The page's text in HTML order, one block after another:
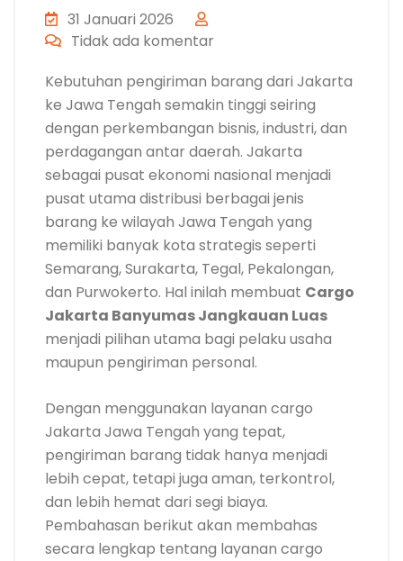
31 Januari 2026
Tidak ada komentar
Kebutuhan pengiriman barang dari Jakarta
ke Jawa Tengah semakin tinggi seiring
dengan perkembangan bisnis, industri, dan
perdagangan antar daerah. Jakarta
sebagai pusat ekonomi nasional menjadi
pusat utama distribusi berbagai jenis
barang ke wilayah Jawa Tengah yang
memiliki banyak kota strategis seperti
Semarang, Surakarta, Tegal, Pekalongan,
dan Purwokerto. Hal inilah membuat Cargo
Jakarta Banyumas Jangkauan Luas
menjadi pilihan utama bagi pelaku usaha
maupun pengiriman personal.
Dengan menggunakan layanan cargo
Jakarta Jawa Tengah yang tepat,
pengiriman barang tidak hanya menjadi
lebih cepat, tetapi juga aman, terkontrol,
dan lebih hemat dari segi biaya.
Pembahasan berikut akan membahas
secara lengkap tentang layanan cargo